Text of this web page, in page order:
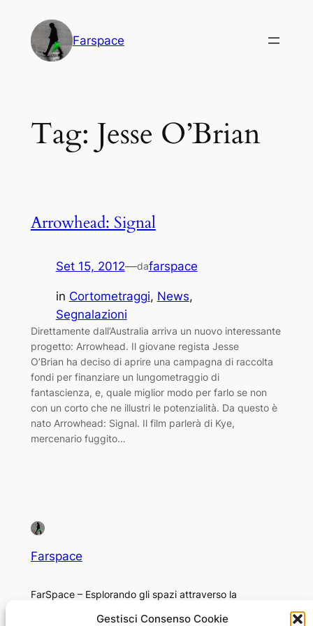
Gestisci Consenso Cookie
contenuto
Farspace
Tag: Jesse O’Brian
Arrowhead: Signal
Set 15, 2012—dafarspace
in Cortometraggi, News
Segnalazioni
Direttamente dall’Australia arriva un nuovo interessante
progetto: Arrowhead. Il giovane regista Jesse
O’Brian ha deciso di aprire una campagna di raccolta
fondi per finanziare un lungometraggio di
fantascienza, e, quale miglior modo per farlo se non
con un corto che ne illustri le potenzialità. Da questo è
nato Arrowhead: Signal. Il film parlerà di Kye,
mercenario fuggito…
Farspace
FarSpace – Esplorando gli spazi attraverso la